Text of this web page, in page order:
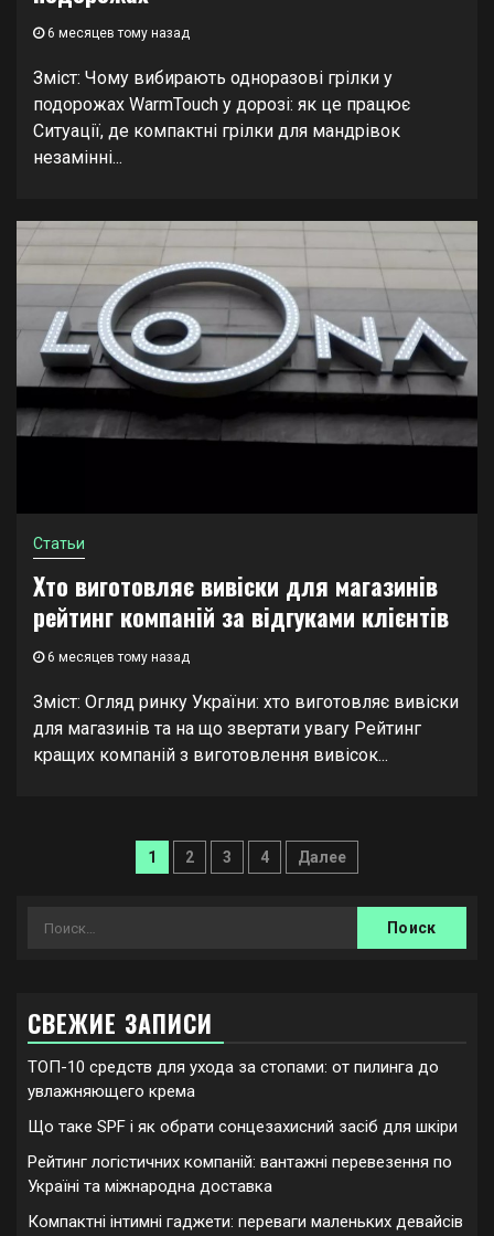
6 месяцев тому назад
Зміст: Чому вибирають одноразові грілки у
подорожах WarmTouch у дорозі: як це працює
Ситуації, де компактні грілки для мандрівок
незамінні...
Статьи
Хто виготовляє вивіски для магазинів
рейтинг компаній за відгуками клієнтів
6 месяцев тому назад
Зміст: Огляд ринку України: хто виготовляє вивіски
для магазинів та на що звертати увагу Рейтинг
кращих компаній з виготовлення вивісок...
Навигация
по
1 2 3 4 Далее
Найти:
СВЕЖИЕ ЗАПИСИ
ТОП-10 средств для ухода за стопами: от пилинга до
увлажняющего крема
Що таке SPF і як обрати сонцезахисний засіб для шкіри
Рейтинг логістичних компаній: вантажні перевезення по
Україні та міжнародна доставка
Компактні інтимні гаджети: переваги маленьких девайсів